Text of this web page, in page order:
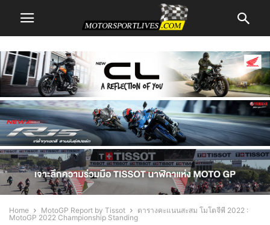
Home MotoGP Report by Tissot
ตารางคะแนนสะสม โมโตจีพี 2022 :
MotoGP 2022 Championship Standing